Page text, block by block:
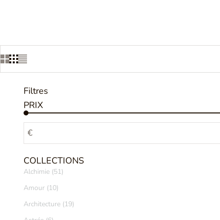
Filtres
PRIX
€
COLLECTIONS
Alchimie (51)
Amour (10)
Architecture (19)